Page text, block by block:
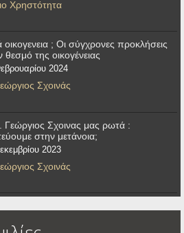
Χρηστότητα
οικογενεια ; Οι σύγχρονες προκλήσεις
θεσμό της οικογένειας
2024
Σχοινάς
Σχοινας μας ρωτά :
στην μετάνοια;
2023
Σχοινάς